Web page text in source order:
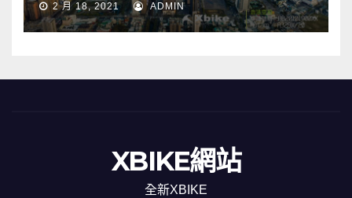
2 月 18, 2021 ADMIN
XBIKE網站
全新XBIKE